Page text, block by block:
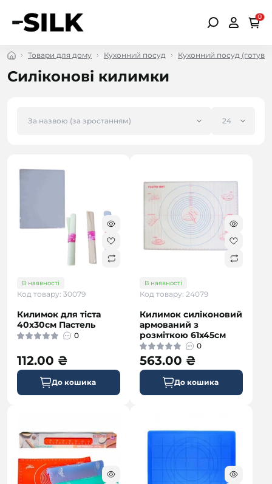
0
Товари для дому Кухонний посуд Кухонний посуд
Силіконові килимки
В наявності
Код товару: 30079
Килимок для тіста
40х30см Пастель
0
112.00 ₴
До кошика
В наявності
Код товару: 24079
Килимок силіконовий
армований з
розміткою 61х45см
0
563.00 ₴
До кошика